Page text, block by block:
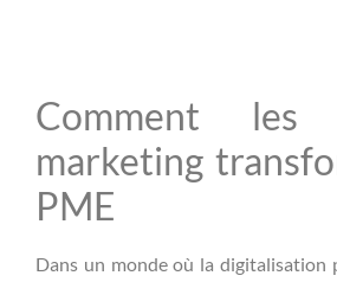
Comment les
marketing
PME
Dans un monde où la digitalisation